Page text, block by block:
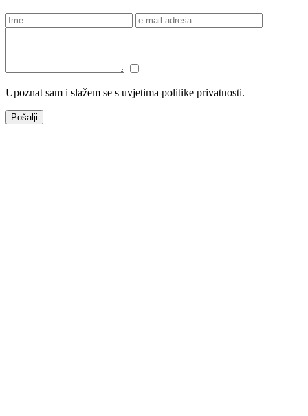
Upoznat sam i slažem se s uvjetima politike privatnosti.
Pošalji